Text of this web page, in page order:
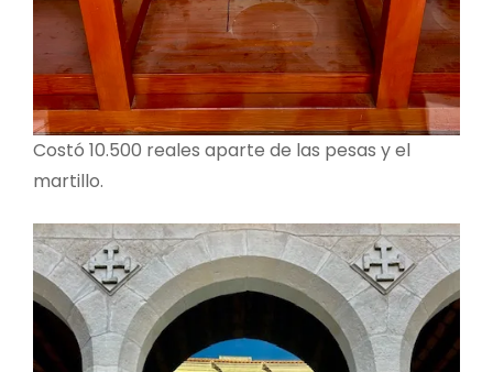
Costó 10.500 reales aparte de las pesas y el
martillo.